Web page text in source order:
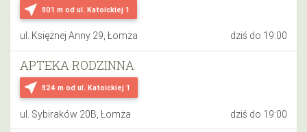
near_me 801 m od ul. Katoickiej 1
ul. Księżnej Anny 29, Łomża dziś do 19:00
near_me 824 m od ul. Katoickiej 1
APTEKA RODZINNA
ul. Sybiraków 20B, Łomża dziś do 19:00